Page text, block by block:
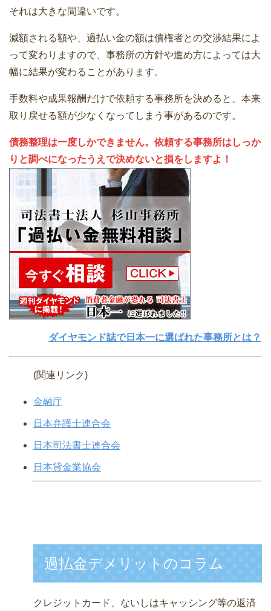
それは大きな間違いです。
減額される額や、過払い金の額は債権者との交渉結果によ
って変わりますので、事務所の方針や進め方によっては大
幅に結果が変わることがあります。
手数料や成果報酬だけで依頼する事務所を決めると、本来
取り戻せる額が少なくなってしまう事があるのです。
債務整理は一度しかできません。依頼する事務所はしっか
りと調べになったうえで決めないと損をしますよ！
ダイヤモンド誌で日本一に選ばれた事務所とは？
(関連リンク)
金融庁
日本弁護士連合会
日本司法書士連合会
日本貸金業協会
過払金デメリットのコラム
クレジットカード、ないしはキャッシング等の返済